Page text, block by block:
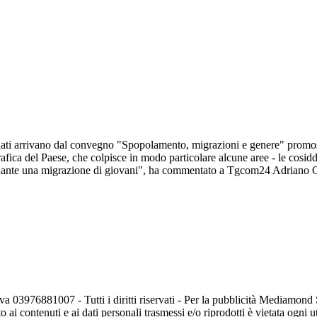
arrivano dal convegno "Spopolamento, migrazioni e genere"
del Paese, che colpisce in modo particolare alcune aree - le
una migrazione di giovani", ha commentato a Tgcom24 Adriano
03976881007 - Tutti i diritti riservati - Per la pubblicità
ai contenuti e ai dati personali trasmessi e/o riprodotti è vietata ogni